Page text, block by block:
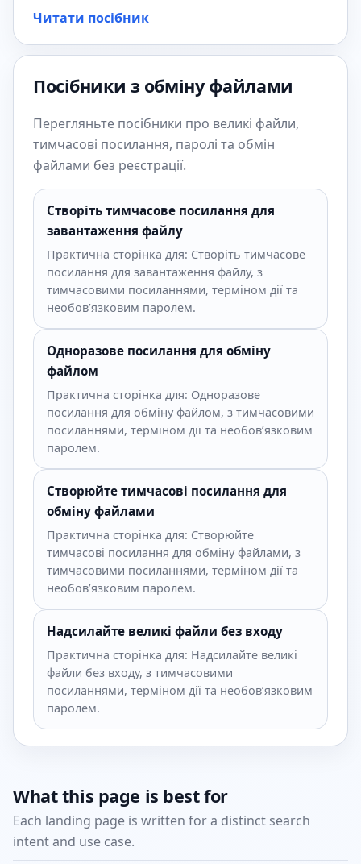
Читати посібник
Посібники з обміну файлами
Перегляньте посібники про великі файли,
тимчасові посилання, паролі та обмін
файлами без реєстрації.
Створіть тимчасове посилання для
завантаження файлу
Практична сторінка для: Створіть тимчасове
посилання для завантаження файлу, з
тимчасовими посиланнями, терміном дії та
необов’язковим паролем.
Одноразове посилання для обміну
файлом
Практична сторінка для: Одноразове
посилання для обміну файлом, з тимчасовими
посиланнями, терміном дії та необов’язковим
паролем.
Створюйте тимчасові посилання для
обміну файлами
Практична сторінка для: Створюйте
тимчасові посилання для обміну файлами, з
тимчасовими посиланнями, терміном дії та
необов’язковим паролем.
Надсилайте великі файли без входу
Практична сторінка для: Надсилайте великі
файли без входу, з тимчасовими
посиланнями, терміном дії та необов’язковим
паролем.
What this page is best for
Each landing page is written for a distinct search
intent and use case.